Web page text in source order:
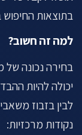
בתוצאות החיפוש
למה זה חשוב?
בחירה נכונה
יכולה להיות
לבין בזבוז
נקודות מרכזיות: